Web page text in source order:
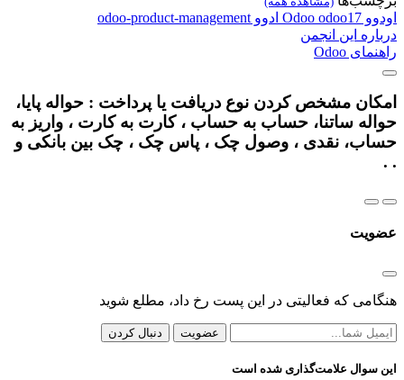
اودوو Odoo odoo17 ادوو odoo-product-management
درباره این انجمن
راهنمای Odoo
امکان مشخص کردن نوع دریافت یا پرداخت : حواله پایا،
حواله ساتنا، حساب به حساب ، کارت به کارت ، واریز به
حساب، نقدی ، وصول چک ، پاس چک ، چک بین بانکی و
. .
عضویت
هنگامی که فعالیتی در این پست رخ داد، مطلع شوید
عضویت دنبال کردن
این سوال علامت‌گذاری شده است